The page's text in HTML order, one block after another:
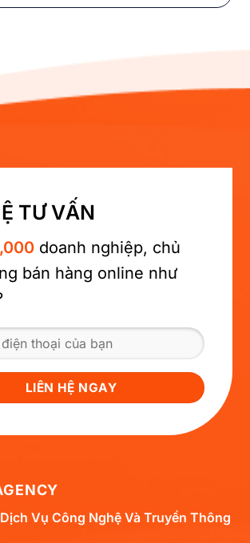
TƯ VẤN
doanh nghiệp, chủ
bán hàng online như
Vụ Công Nghệ Và Truyền Thông